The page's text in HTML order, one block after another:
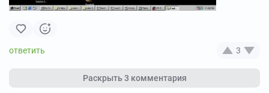
3
Раскрыть3 комментария